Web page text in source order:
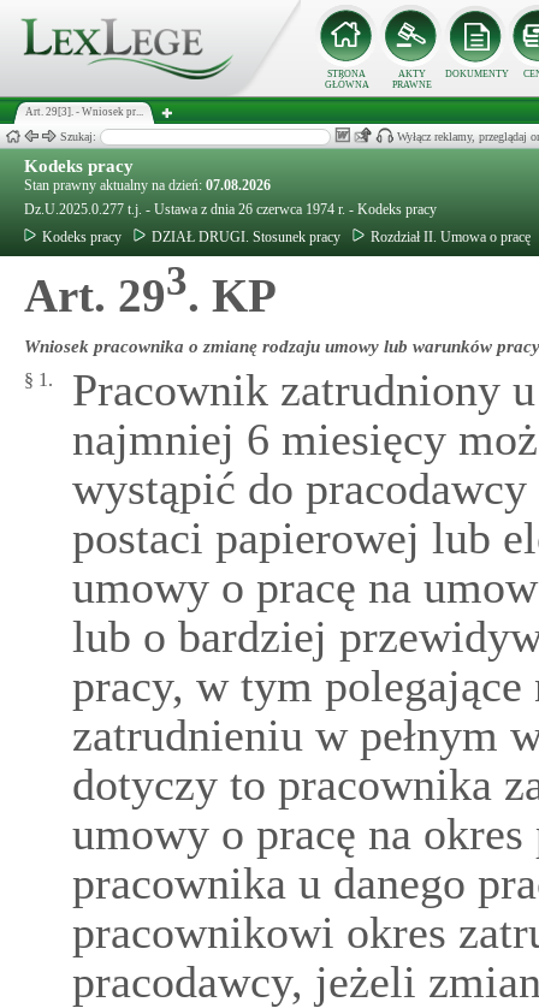
STRONA
GŁÓWNA
AKTY
PRAWNE
DOKUMENTY
Art. 29[3]. - Wniosek pr...
Szukaj: Wyłącz reklamy, przeglądaj
Kodeks pracy
Stan prawny aktualny na dzień: 07.08.2026
Dz.U.2025.0.277 t.j. - Ustawa z dnia 26 czerwca 1974 r. - Kodeks pracy
Kodeks pracy
DZIAŁ DRUGI. Stosunek pracy Rozdział II. Umowa o pracę
Art. 293. KP
Wniosek pracownika o zmianę rodzaju umowy lub warunków pracy
§ 1.
Pracownik zatrudniony
najmniej 6 miesięcy
wystąpić do
postaci papierowej lub
umowy o pracę na
lub o bardziej
pracy, w tym
zatrudnieniu w pełnym
dotyczy to pracownika
umowy o pracę na
pracownika u danego
pracownikowi okres
pracodawcy, jeżeli